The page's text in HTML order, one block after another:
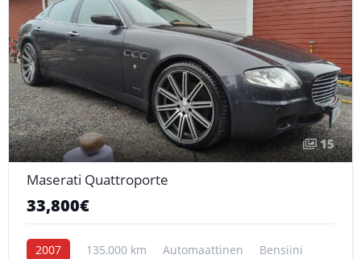
15
Maserati Quattroporte
33,800€
2007 135,000 km Automaattinen Bensiini